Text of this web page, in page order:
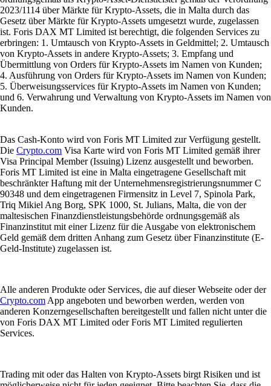
2023/1114 über Märkte für Krypto-Assets, die in Malta durch das
Gesetz über Märkte für Krypto-Assets umgesetzt wurde, zugelassen
ist. Foris DAX MT Limited ist berechtigt, die folgenden Services zu
erbringen: 1. Umtausch von Krypto-Assets in Geldmittel; 2. Umtausch
von Krypto-Assets in andere Krypto-Assets; 3. Empfang und
Übermittlung von Orders für Krypto-Assets im Namen von Kunden;
4. Ausführung von Orders für Krypto-Assets im Namen von Kunden;
5. Überweisungsservices für Krypto-Assets im Namen von Kunden;
und 6. Verwahrung und Verwaltung von Krypto-Assets im Namen von
Kunden.
Das Cash-Konto wird von Foris MT Limited zur Verfügung gestellt.
Die Crypto.com Visa Karte wird von Foris MT Limited gemäß ihrer
Visa Principal Member (Issuing) Lizenz ausgestellt und beworben.
Foris MT Limited ist eine in Malta eingetragene Gesellschaft mit
beschränkter Haftung mit der Unternehmensregistrierungsnummer C
90348 und dem eingetragenen Firmensitz in Level 7, Spinola Park,
Triq Mikiel Ang Borg, SPK 1000, St. Julians, Malta, die von der
maltesischen Finanzdienstleistungsbehörde ordnungsgemäß als
Finanzinstitut mit einer Lizenz für die Ausgabe von elektronischem
Geld gemäß dem dritten Anhang zum Gesetz über Finanzinstitute (E-
Geld-Institute) zugelassen ist.
Alle anderen Produkte oder Services, die auf dieser Webseite oder der
Crypto.com App angeboten und beworben werden, werden von
anderen Konzerngesellschaften bereitgestellt und fallen nicht unter die
von Foris DAX MT Limited oder Foris MT Limited regulierten
Services.
Trading mit oder das Halten von Krypto-Assets birgt Risiken und ist